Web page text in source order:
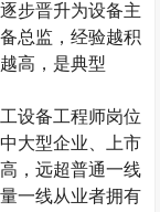
步晋升为设备主
总监，经验越积
高，是典型
设备工程师岗位
大型企业、上市
，远超普通一线
一线从业者拥有